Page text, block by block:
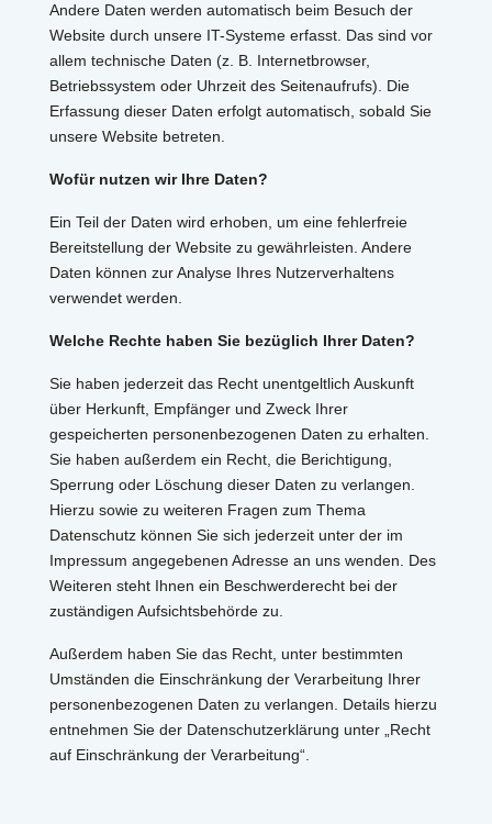
Andere Daten werden automatisch beim Besuch der
Website durch unsere IT-Systeme erfasst. Das sind vor
allem technische Daten (z. B. Internetbrowser,
Betriebssystem oder Uhrzeit des Seitenaufrufs). Die
Erfassung dieser Daten erfolgt automatisch, sobald Sie
unsere Website betreten.
Wofür nutzen wir Ihre Daten?
Ein Teil der Daten wird erhoben, um eine fehlerfreie
Bereitstellung der Website zu gewährleisten. Andere
Daten können zur Analyse Ihres Nutzerverhaltens
verwendet werden.
Welche Rechte haben Sie bezüglich Ihrer Daten?
Sie haben jederzeit das Recht unentgeltlich Auskunft
über Herkunft, Empfänger und Zweck Ihrer
gespeicherten personenbezogenen Daten zu erhalten.
Sie haben außerdem ein Recht, die Berichtigung,
Sperrung oder Löschung dieser Daten zu verlangen.
Hierzu sowie zu weiteren Fragen zum Thema
Datenschutz können Sie sich jederzeit unter der im
Impressum angegebenen Adresse an uns wenden. Des
Weiteren steht Ihnen ein Beschwerderecht bei der
zuständigen Aufsichtsbehörde zu.
Außerdem haben Sie das Recht, unter bestimmten
Umständen die Einschränkung der Verarbeitung Ihrer
personenbezogenen Daten zu verlangen. Details hierzu
entnehmen Sie der Datenschutzerklärung unter „Recht
auf Einschränkung der Verarbeitung“.